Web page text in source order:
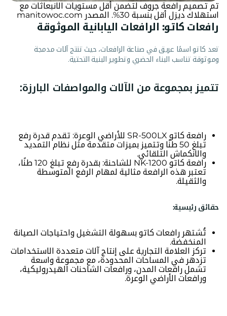
تم تصميم رافعة جروف لتضمن أقل مستويات الانبعاثات مع
استهلاك ديزل أقل بنسبة 30%. المصدر manitowoc.com
رافعات كاتو: الرافعات اليابانية الموثوقة
تعد كاتو اسمًا عريق في صناعة الرافعات، حيث تنتج آلات مدمجة
وموثوقة تناسب البناء الحضري وتطوير البنية التحتية.
تتميز بمجموعة من الآلات والمواصفات البارزة:
رافعة كاتو SR-500LX للأراضي الوعرة: تقدم قدرة رفع
تبلغ 50 طنًا وتتميز بميزات متقدمة مثل نظام التمديد
والانكماش التلقائي.
رافعة كاتو NK-1200 للشاحنة: بقدرة رفع تبلغ 120 طنًا،
تعتبر هذه الرافعة مثالية لمهام الرفع المتوسطة
والثقيلة.
حقائق رئيسية:
تُشتهر رافعات كاتو بسهولة التشغيل واحتياجات الصيانة
المنخفضة.
تركز العلامة التجارية على إنتاج آلات متعددة الاستخدامات
تزدهر في المساحات المحدودة، مع مجموعة واسعة
تشمل رافعات المدن، ورافعات الشاحنات الهيدروليكية،
ورافعات الأراضي الوعرة.